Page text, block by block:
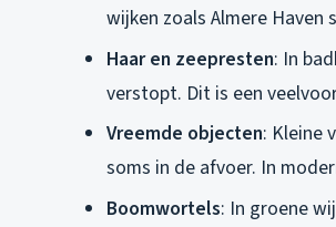
wijken zoals Almere
Haar en zeepresten: In
verstopt. Dit is een
Vreemde objecten: Kleine
soms in de afvoer. In
Boomwortels: In groene